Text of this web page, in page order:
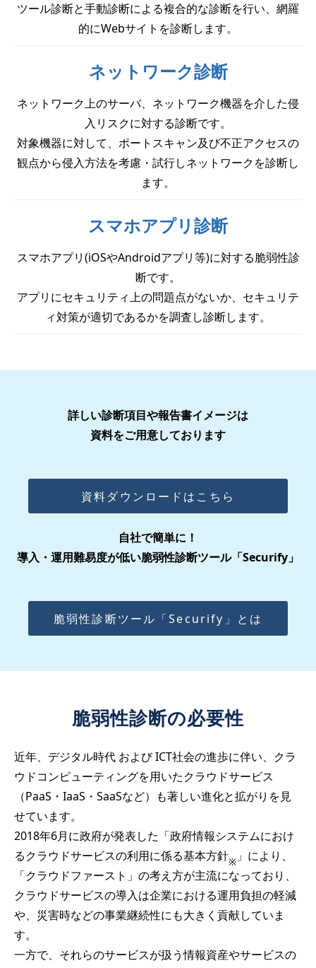
ツール診断と手動診断による複合的な診断を行い、網羅
的にWebサイトを診断します。
ネットワーク診断
ネットワーク上のサーバ、ネットワーク機器を介した侵
入リスクに対する診断です。
対象機器に対して、ポートスキャン及び不正アクセスの
観点から侵入方法を考慮・試行しネットワークを診断し
ます。
スマホアプリ診断
スマホアプリ(iOSやAndroidアプリ等)に対する脆弱性診
断です。
アプリにセキュリティ上の問題点がないか、セキュリテ
ィ対策が適切であるかを調査し診断します。
詳しい診断項目や報告書イメージは
資料をご用意しており ます
資料ダウンロードはこちら
自社で簡単に！
導入・運用難易度が低い脆弱性診断ツール「Securify」
脆弱性診断ツール「Securify」とは
脆弱性診断の必要性
近年、デジタル時代 および ICT社会の進歩に伴い、クラ
ウドコンピューティングを用いたクラウドサービス
（PaaS・IaaS・SaaSなど）も著しい進化と拡がりを見
せています。
2018年6月に政府が発表した「政府情報システムにおけ
るクラウドサービスの利用に係る基本方針※ 」により、
「クラウドファースト」の考え方が主流になっており、
クラウドサービスの導入は企業における運用負担の軽減
や、災害時などの事業継続性にも大きく貢献していま
す。
一方で、それらのサービスが扱う情報資産やサービスの